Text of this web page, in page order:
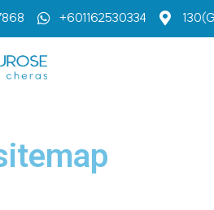
+601162530334